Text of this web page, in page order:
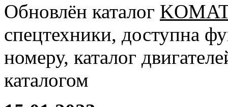
Обновлён каталог
спецтехники, доступна
номеру, каталог
каталогом